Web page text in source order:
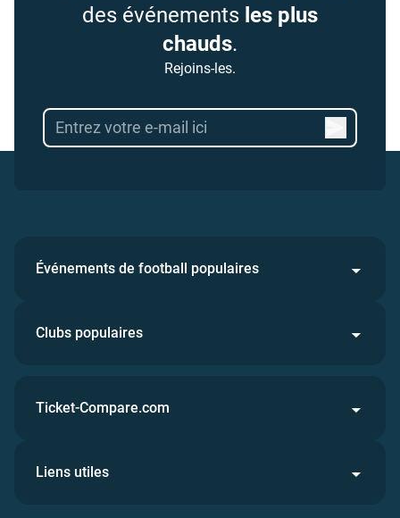
des événements les plus
chauds.
Rejoins-les.
Événements de football populaires
Clubs populaires
Ticket-Compare.com
Liens utiles